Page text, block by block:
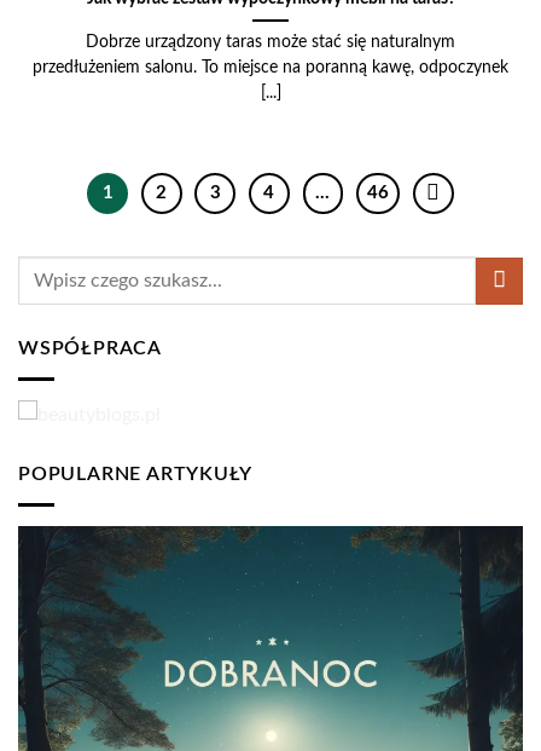
Dobrze urządzony taras może stać się naturalnym
przedłużeniem salonu. To miejsce na poranną kawę, odpoczynek
[...]
1 2 3 4 … 46
WSPÓŁPRACA
POPULARNE ARTYKUŁY